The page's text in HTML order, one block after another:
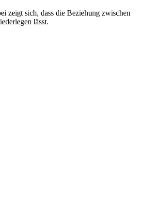
zeigt sich, dass die Beziehung zwischen
lässt.